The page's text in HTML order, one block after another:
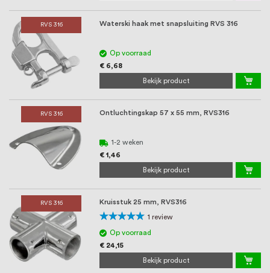
RVS 316 Waterski haak met snapsluiting RVS 316
Op voorraad
€ 6,68
Bekijk product
RVS 316 Ontluchtingskap 57 x 55 mm, RVS316
1-2 weken
€ 1,46
Bekijk product
RVS 316 Kruisstuk 25 mm, RVS316
Waardering:
100%
1 review
Op voorraad
€ 24,15
Bekijk product